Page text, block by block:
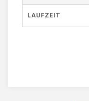
LAUFZEIT